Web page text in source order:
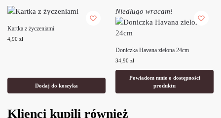
Kartka z życzeniami
4,90 zł
Dodaj do koszyka
Niedługo wracam!
Doniczka Havana zielona 24cm
34,90 zł
Powiadom mnie o dostępności
produktu
Klienci kupili również